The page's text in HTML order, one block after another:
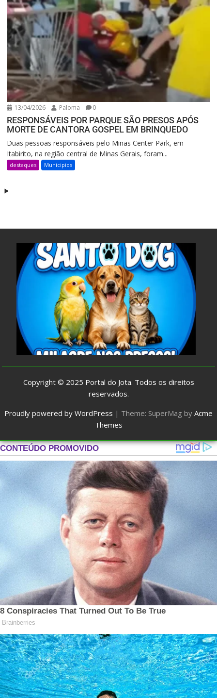
13/04/2026 Paloma 0
RESPONSÁVEIS POR PARQUE SÃO PRESOS APÓS
MORTE DE CANTORA GOSPEL EM BRINQUEDO
Duas pessoas responsáveis pelo Minas Center Park, em
Itabirito, na região central de Minas Gerais, foram...
destaques Municipios
Copyright © 2025 Portal do Jota. Todos os direitos
reservados.
Proudly powered by WordPress | Theme: SuperMag by Acme
Themes